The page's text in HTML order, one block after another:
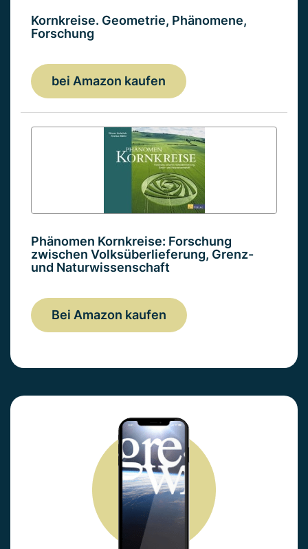
Kornkreise. Geometrie, Phänomene,
Forschung
bei Amazon kaufen
Phänomen Kornkreise: Forschung
zwischen Volksüberlieferung, Grenz-
und Naturwissenschaft
Bei Amazon kaufen